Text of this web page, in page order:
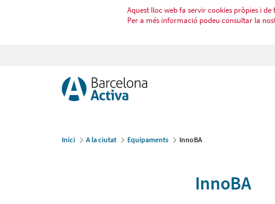
Aquest lloc web fa servir cookies pròpies i
Per a més informació podeu consultar la
Inici A la ciutat Equipaments InnoBA
InnoBA